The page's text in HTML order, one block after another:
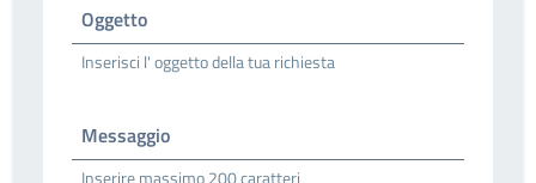
Oggetto
Inserisci l' oggetto della tua richiesta
Messaggio
Inserire massimo 200 caratteri